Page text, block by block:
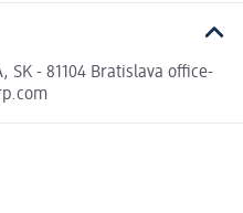
SK - 81104 Bratislava office-